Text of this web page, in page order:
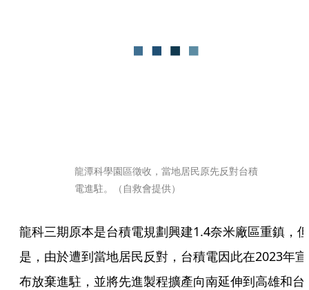
龍潭科學園區徵收，當地居民原先反對台積
電進駐。（自救會提供）
龍科三期原本是台積電規劃興建1.4奈米廠區重鎮，但
是，由於遭到當地居民反對，台積電因此在2023年宣
布放棄進駐，並將先進製程擴產向南延伸到高雄和台